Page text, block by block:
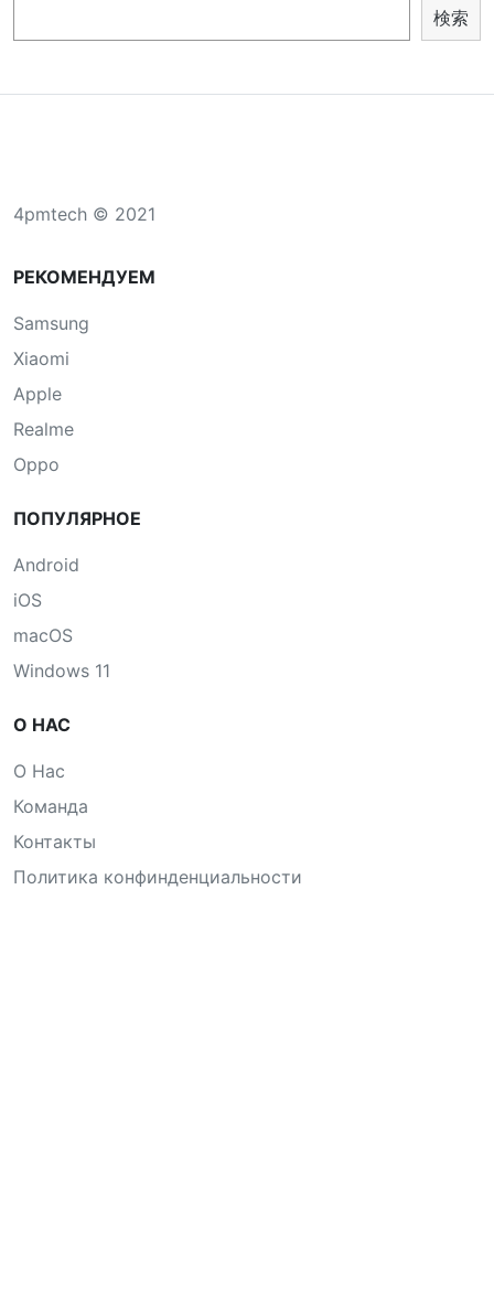
検索
4pmtech © 2021
РЕКОМЕНДУЕМ
Samsung
Xiaomi
Apple
Realme
Oppo
ПОПУЛЯРНОЕ
Android
iOS
macOS
Windows 11
О НАС
О Нас
Команда
Контакты
Политика конфинденциальности